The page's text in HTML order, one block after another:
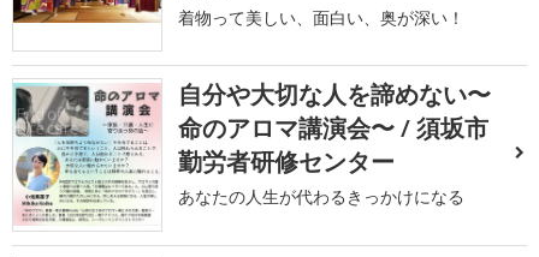
着物って美しい、面白い、奥が深い！
自分や大切な人を諦めない〜
命のアロマ講演会〜 / 須坂市
勤労者研修センター
あなたの人生が代わるきっかけになる